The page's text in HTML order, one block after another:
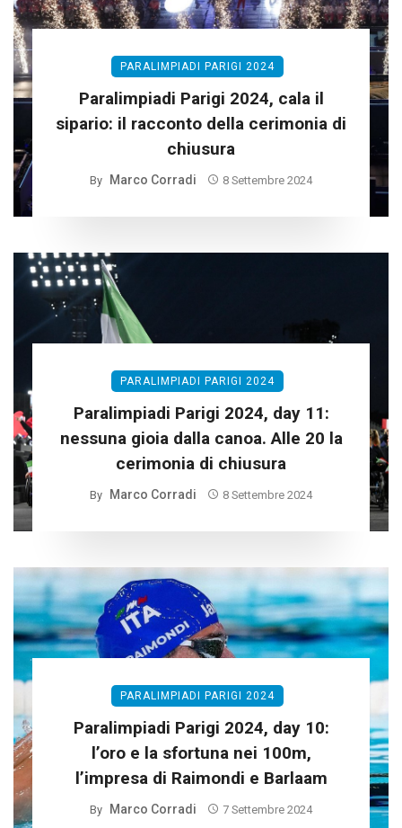
PARALIMPIADI PARIGI 2024
Paralimpiadi Parigi 2024, cala il
sipario: il racconto della cerimonia di
chiusura
By Marco Corradi 8 Settembre 2024
PARALIMPIADI PARIGI 2024
Paralimpiadi Parigi 2024, day 11:
nessuna gioia dalla canoa. Alle 20 la
cerimonia di chiusura
By Marco Corradi 8 Settembre 2024
PARALIMPIADI PARIGI 2024
Paralimpiadi Parigi 2024, day 10:
l’oro e la sfortuna nei 100m,
l’impresa di Raimondi e Barlaam
By Marco Corradi 7 Settembre 2024